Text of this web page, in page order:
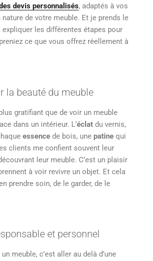
devis personnalisés, adaptés à vos
de votre meuble. Et je prends le
expliquer les différentes étapes pour
ce que vous offrez réellement à
la beauté du meuble
gratifiant que de voir un meuble
dans un intérieur. L’éclat du vernis,
essence de bois, une patine qui
clients me confient souvent leur
leur meuble. C’est un plaisir
à voir revivre un objet. Et cela
prendre soin, de le garder, de le
et personnel
meuble, c’est aller au delà d’une